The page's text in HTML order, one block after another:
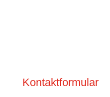
Kontaktformular